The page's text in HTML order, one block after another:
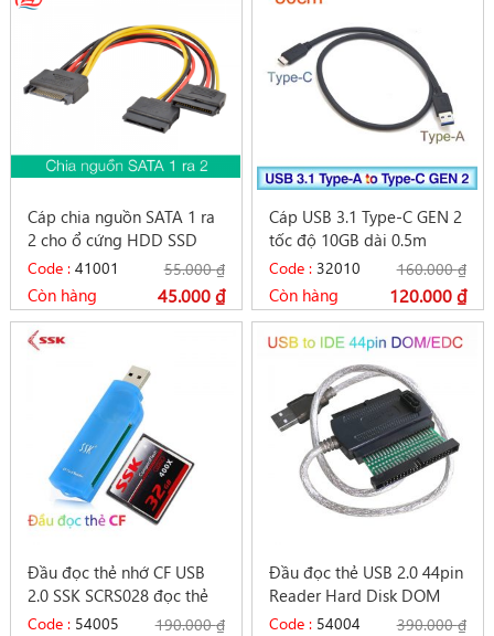
Cáp chia nguồn SATA 1 ra
2 cho ổ cứng HDD SSD
55.000₫
45.000₫
Code :41001
Còn hàng
Cáp USB 3.1 Type-C GEN 2
tốc độ 10GB dài 0.5m
Type-A sang Type-C160.000₫
120.000₫
Code :32010
Còn hàng
Đầu đọc thẻ nhớ CF USB
2.0 SSK SCRS028 đọc thẻ
CF máy ảnh Camera190.000₫
Code : 54005
Đầu đọc thẻ USB 2.0 44pin
Reader Hard Disk DOM
EDC thiết bị COMBO390.000₫
Code : 54004